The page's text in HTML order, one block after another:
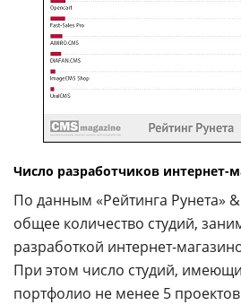
Число разработчиков интернет-
По данным «Рейтинга Рунета» &
общее количество студий,
разработкой интернет-
При этом число студий,
портфолио не менее 5